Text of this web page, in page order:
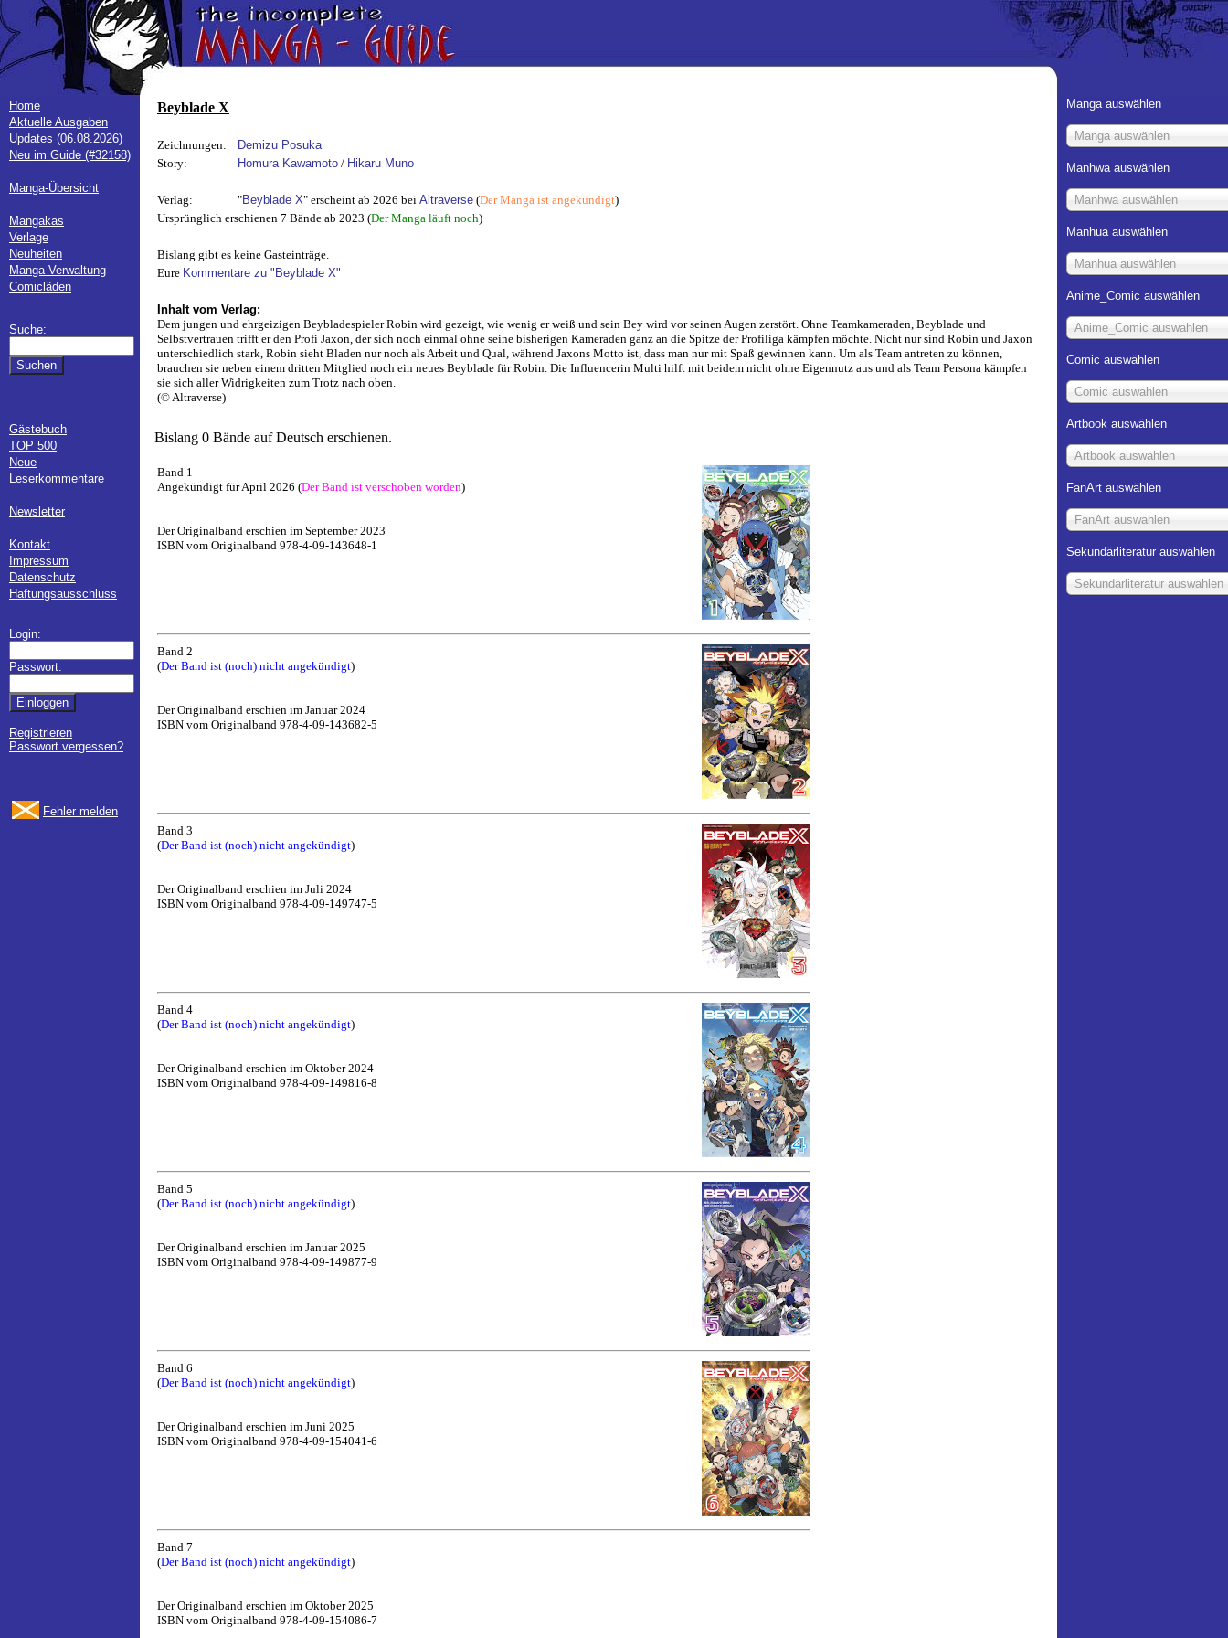
Home
Aktuelle Ausgaben
Updates (06.08.2026)
Neu im Guide (#32158)
Manga-Übersicht
Mangakas
Verlage
Neuheiten
Manga-Verwaltung
Comicläden
Suche:
Gästebuch
TOP 500
Neue
Leserkommentare
Newsletter
Kontakt
Impressum
Datenschutz
Haftungsausschluss
Login:
Passwort:
Registrieren
Passwort vergessen?
Fehler melden
Beyblade X
Zeichnungen:
Demizu Posuka
Story:
Homura Kawamoto / Hikaru Muno
Verlag: "Beyblade X" erscheint ab 2026 bei Altraverse (Der Manga ist angekündigt)
Ursprünglich erschienen 7 Bände ab 2023 (Der Manga läuft noch)
Bislang gibt es keine Gasteinträge.
Eure Kommentare zu "Beyblade X"
Inhalt vom Verlag:
Dem jungen und ehrgeizigen Beybladespieler Robin wird gezeigt, wie wenig er weiß und sein Bey wird vor seinen Augen zerstört. Ohne Teamkameraden, Beyblade und
Selbstvertrauen trifft er den Profi Jaxon, der sich noch einmal ohne seine bisherigen Kameraden ganz an die Spitze der Profiliga kämpfen möchte. Nicht nur sind Robin und Jaxon
unterschiedlich stark, Robin sieht Bladen nur noch als Arbeit und Qual, während Jaxons Motto ist, dass man nur mit Spaß gewinnen kann. Um als Team antreten zu können,
brauchen sie neben einem dritten Mitglied noch ein neues Beyblade für Robin. Die Influencerin Multi hilft mit beidem nicht ohne Eigennutz aus und als Team Persona kämpfen
sie sich aller Widrigkeiten zum Trotz nach oben.
(© Altraverse)
Bislang 0 Bände auf Deutsch erschienen.
Band 1
Angekündigt für April 2026 (Der Band ist verschoben worden)
Der Originalband erschien im September 2023
ISBN vom Originalband 978-4-09-143648-1
Band 2
(Der Band ist (noch) nicht angekündigt)
Der Originalband erschien im Januar 2024
ISBN vom Originalband 978-4-09-143682-5
Band 3
(Der Band ist (noch) nicht angekündigt)
Der Originalband erschien im Juli 2024
ISBN vom Originalband 978-4-09-149747-5
Band 4
(Der Band ist (noch) nicht angekündigt)
Der Originalband erschien im Oktober 2024
ISBN vom Originalband 978-4-09-149816-8
Band 5
(Der Band ist (noch) nicht angekündigt)
Der Originalband erschien im Januar 2025
ISBN vom Originalband 978-4-09-149877-9
Band 6
(Der Band ist (noch) nicht angekündigt)
Der Originalband erschien im Juni 2025
ISBN vom Originalband 978-4-09-154041-6
Band 7
(Der Band ist (noch) nicht angekündigt)
Der Originalband erschien im Oktober 2025
ISBN vom Originalband 978-4-09-154086-7
Manga auswählen
Manga auswählen
Manhwa auswählen
Manhwa auswählen
Manhua auswählen
Manhua auswählen
Anime_Comic auswählen
Anime_Comic auswählen
Comic auswählen
Comic auswählen
Artbook auswählen
Artbook auswählen
FanArt auswählen
FanArt auswählen
Sekundärliteratur auswählen
Sekundärliteratur auswählen